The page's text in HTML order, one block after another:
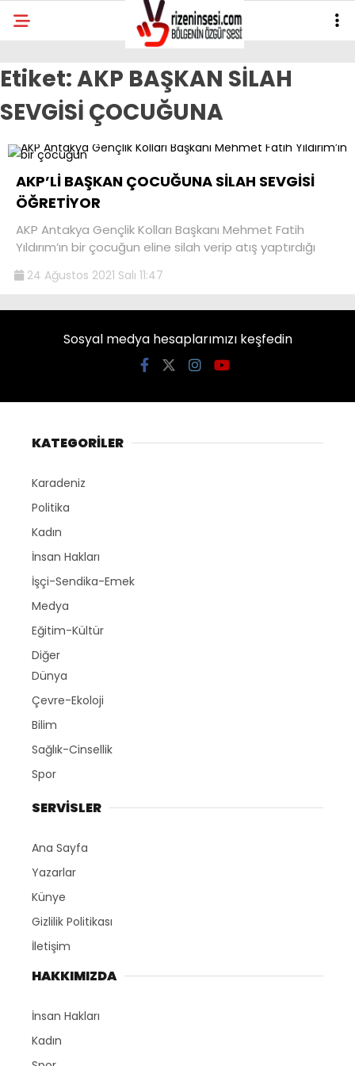
Etiket:AKP BAŞKAN SİLAH
SEVGİSİ ÇOCUĞUNA
AKP’Lİ BAŞKAN ÇOCUĞUNA SİLAH SEVGİSİ
ÖĞRETİYOR
AKP Antakya Gençlik Kolları Başkanı Mehmet Fatih
Yıldırım’ın bir çocuğun eline silah verip atış yaptırdığı
24 Ağustos 2021 Salı 11:47
Sosyal medya hesaplarımızı keşfedin
KATEGORİLER
Karadeniz
Politika
Kadın
İnsan Hakları
İşçi-Sendika-Emek
Medya
Eğitim-Kültür
Diğer
Dünya
Çevre-Ekoloji
Bilim
Sağlık-Cinsellik
Spor
SERVİSLER
Ana Sayfa
Yazarlar
Künye
Gizlilik Politikası
İletişim
HAKKIMIZDA
İnsan Hakları
Kadın